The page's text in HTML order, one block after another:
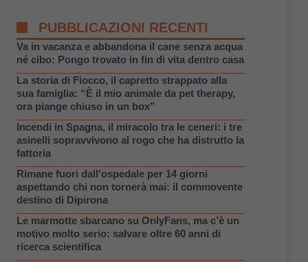
PUBBLICAZIONI RECENTI
Va in vacanza e abbandona il cane senza acqua
né cibo: Pongo trovato in fin di vita dentro casa
La storia di Fiocco, il capretto strappato alla
sua famiglia: “È il mio animale da pet therapy,
ora piange chiuso in un box”
Incendi in Spagna, il miracolo tra le ceneri: i tre
asinelli sopravvivono al rogo che ha distrutto la
fattoria
Rimane fuori dall’ospedale per 14 giorni
aspettando chi non tornerà mai: il commovente
destino di Dipirona
Le marmotte sbarcano su OnlyFans, ma c’è un
motivo molto serio: salvare oltre 60 anni di
ricerca scientifica